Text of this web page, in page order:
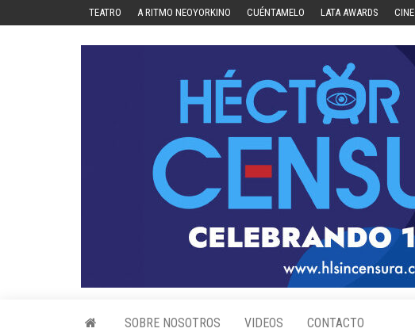
TEATRO A RITMO NEOYORKINO CUÉNTAMELO LATA AWARDS CINE
SOBRE NOSOTROS VIDEOS CONTACTO